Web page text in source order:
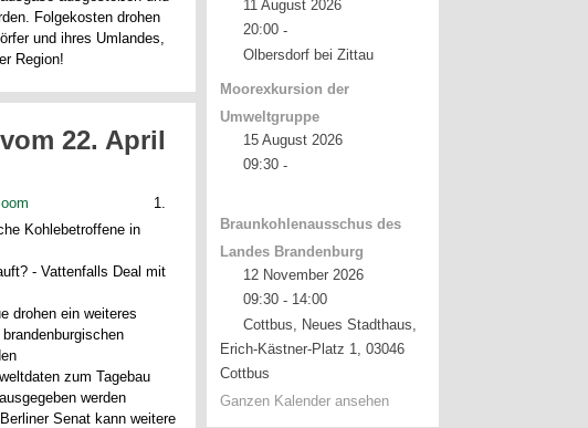
Folgekosten drohen
und ihres Umlandes,
Region!
22. April
1.
Kohlebetroffene in
- Vattenfalls Deal mit
drohen ein weiteres
zum Tagebau
werden
Senat kann weitere
11 August 2026
20:00 -
Olbersdorf bei Zittau
Moorexkursion der
Umweltgruppe
15 August 2026
09:30 -
Braunkohlenausschus des
Landes Brandenburg
12 November 2026
09:30 - 14:00
Cottbus, Neues Stadthaus,
Erich-Kästner-Platz 1, 03046
Cottbus
Ganzen Kalender ansehen